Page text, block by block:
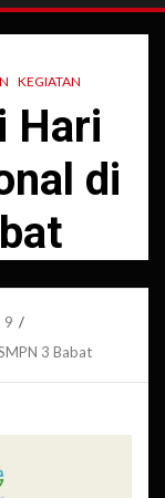
KEGIATAN
Hari
di
9
3 Babat